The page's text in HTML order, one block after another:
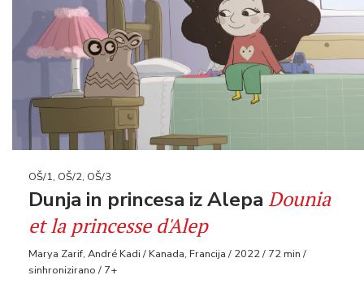
OŠ/1, OŠ/2, OŠ/3
Dunja in princesa iz Alepa Dounia
et la princesse d'Alep
Marya Zarif, André Kadi / Kanada, Francija / 2022 / 72 min /
sinhronizirano / 7+